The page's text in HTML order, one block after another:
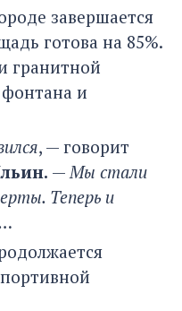
завершается
готова на 85%.
гранитной
и
, — говорит
—Мы стали
Теперь и